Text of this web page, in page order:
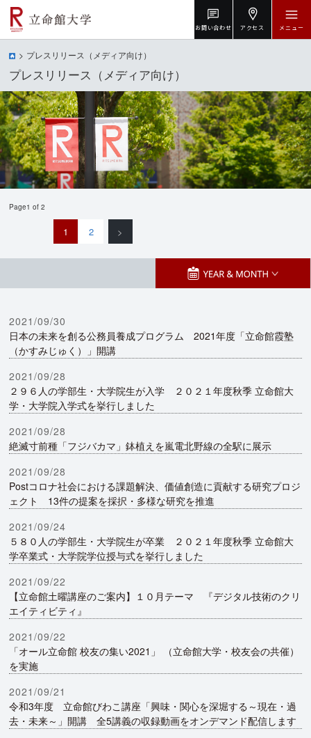
お問い合わせ アクセス メニュー
プレスリリース（メディア向け）
プレスリリース（メディア向け）
Page1 of 2
1 2 >
2021/09/30
日本の未来を創る公務員養成プログラム 2021年度「立命館霞塾
（かすみじゅく）」開講
2021/09/28
２９６人の学部生・大学院生が入学 ２０２１年度秋季 立命館大
学・大学院入学式を挙行しました
2021/09/28
絶滅寸前種「フジバカマ」鉢植えを嵐電北野線の全駅に展示
2021/09/28
Postコロナ社会における課題解決、価値創造に貢献する研究プロジ
ェクト 13件の提案を採択・多様な研究を推進
2021/09/24
５８０人の学部生・大学院生が卒業 ２０２１年度秋季 立命館大
学卒業式・大学院学位授与式を挙行しました
2021/09/22
【立命館土曜講座のご案内】１０月テーマ 『デジタル技術のクリ
エイティビティ』
2021/09/22
「オール立命館 校友の集い2021」 （立命館大学・校友会の共催）
を実施
2021/09/21
令和3年度 立命館びわこ講座「興味・関心を深堀する～現在・過
去・未来～」開講 全5講義の収録動画をオンデマンド配信します